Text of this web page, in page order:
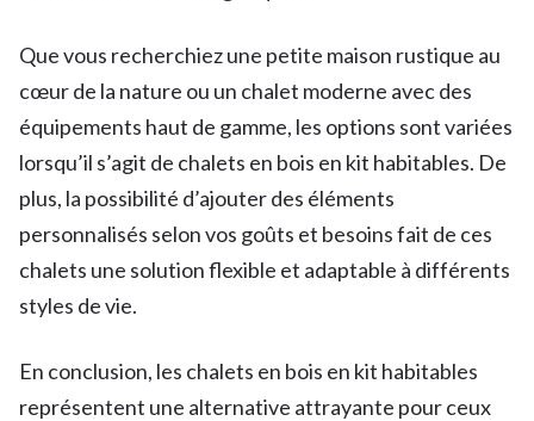
Que vous recherchiez une petite maison rustique au
cœur de la nature ou un chalet moderne avec des
équipements haut de gamme, les options sont variées
lorsqu’il s’agit de chalets en bois en kit habitables. De
plus, la possibilité d’ajouter des éléments
personnalisés selon vos goûts et besoins fait de ces
chalets une solution flexible et adaptable à différents
styles de vie.
En conclusion, les chalets en bois en kit habitables
représentent une alternative attrayante pour ceux